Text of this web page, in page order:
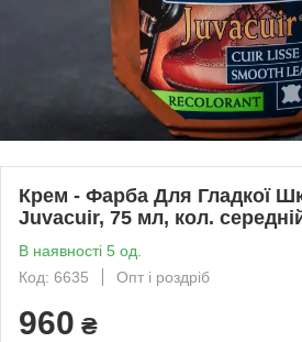
Крем - Фарба Для Гладкої
Juvacuir, 75 мл, кол.
В наявності 5 од.
Код: 6635
Опт і роздріб
960 ₴